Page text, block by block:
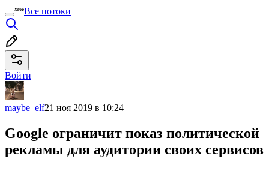
Все потоки
Войти
maybe_elf21 ноя 2019 в 10:24
Google ограничит показ политической
рекламы для аудитории своих сервисов